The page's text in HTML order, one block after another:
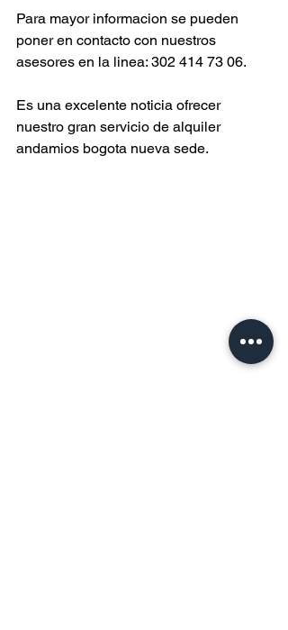
Para mayor informacion se pueden
poner en contacto con nuestros
asesores en la linea: 302 414 73 06.
Es una excelente noticia ofrecer
nuestro gran servicio de alquiler
andamios bogota nueva sede.